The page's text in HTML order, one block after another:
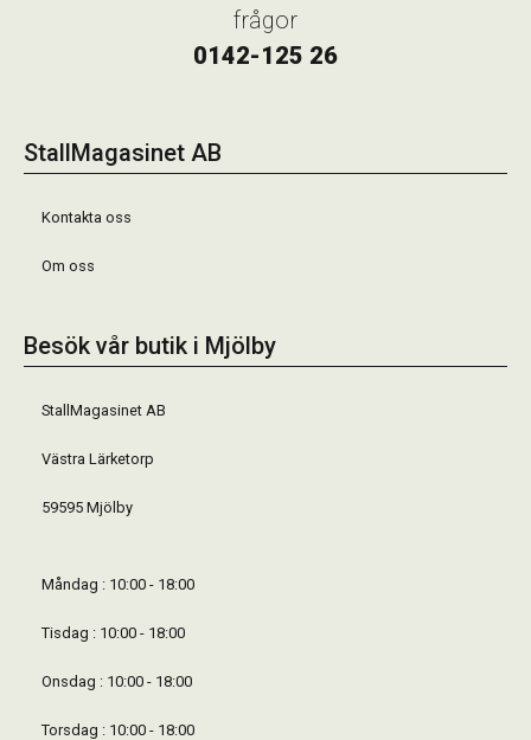
frågor
0142-125 26
StallMagasinet AB
Kontakta oss
Om oss
Besök vår butik i Mjölby
StallMagasinet AB
Västra Lärketorp
59595 Mjölby
Måndag : 10:00 - 18:00
Tisdag : 10:00 - 18:00
Onsdag : 10:00 - 18:00
Torsdag : 10:00 - 18:00